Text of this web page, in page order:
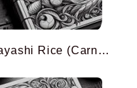
Rice (Carne de Vi ...